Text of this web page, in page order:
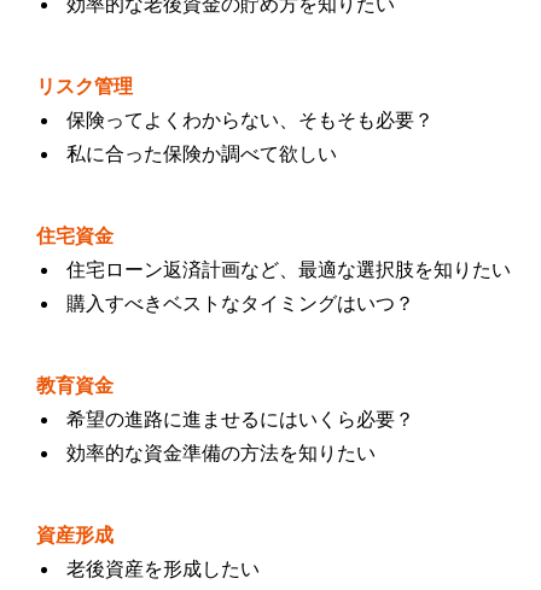
リスク管理
保険ってよくわからない、そもそも必要？
私に合った保険か調べて欲しい
住宅資金
住宅ローン返済計画など、最適な選択肢を知りたい
購入すべきベストなタイミングはいつ？
教育資金
希望の進路に進ませるにはいくら必要？
効率的な資金準備の方法を知りたい
資産形成
老後資産を形成したい